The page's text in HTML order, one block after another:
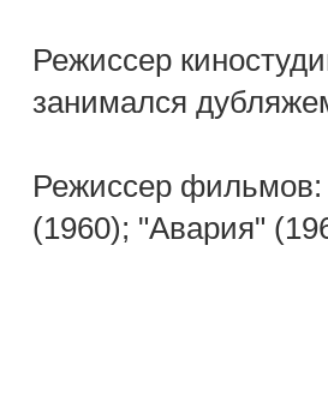
Режиссер
занимался
Режиссер
(1960); "Авария"